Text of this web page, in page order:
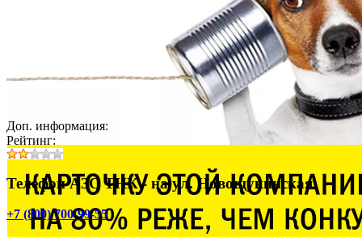
Доп. информация:
Рейтинг:
Телефон АЗС ТНК - на ул. Новощукинская:
+7 (800) 700-99-55